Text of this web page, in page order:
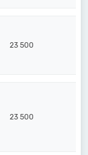
23 500
23 500